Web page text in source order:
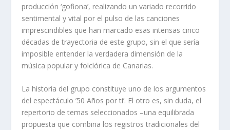
producción ‘gofiona’, realizando un variado recorrido
sentimental y vital por el pulso de las canciones
imprescindibles que han marcado esas intensas cinco
décadas de trayectoria de este grupo, sin el que sería
imposible entender la verdadera dimensión de la
música popular y folclórica de Canarias.
La historia del grupo constituye uno de los argumentos
del espectáculo ’50 Años por ti’. El otro es, sin duda, el
repertorio de temas seleccionados –una equilibrada
propuesta que combina los registros tradicionales del